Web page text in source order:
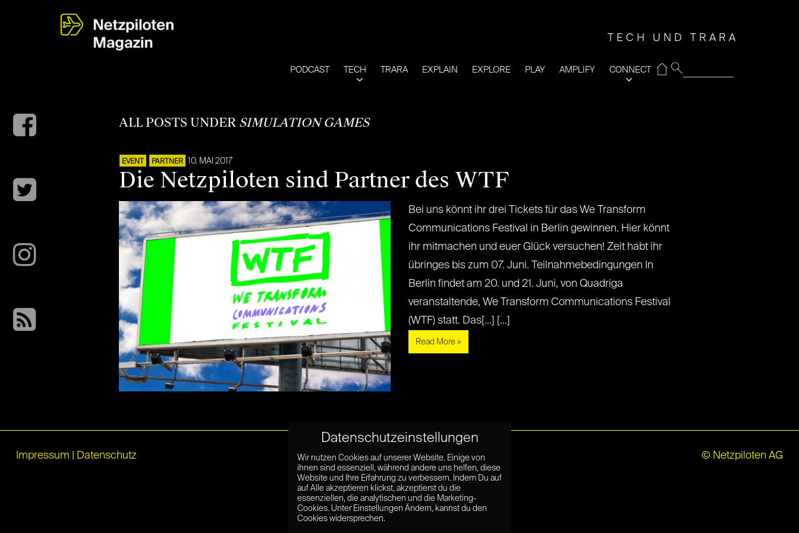
TECH UND TRARA
PODCAST TECH TRARA EXPLAIN EXPLORE PLAY AMPLIFY CONNECT
⌂
ALL POSTS UNDER SIMULATION GAMES
EVENT PARTNER 10. MAI 2017
Die Netzpiloten sind Partner des WTF
Bei uns könnt ihr drei Tickets für das We Transform
Communications Festival in Berlin gewinnen. Hier könnt
ihr mitmachen und euer Glück versuchen! Zeit habt ihr
übringes bis zum 07. Juni. Teilnahmebedingungen In
Berlin findet am 20. und 21. Juni, von Quadriga
veranstaltende, We Transform Communications Festival
(WTF) statt. Das[...] [...]
Read More »
Impressum Datenschutz © Netzpiloten AG
Datenschutzeinstellungen
Wir nutzen Cookies auf unserer Website. Einige von
ihnen sind essenziell, während andere uns helfen, diese
Website und Ihre Erfahrung zu verbessern. Indem Du auf
auf Alle akzeptieren klickst, akzeptierst du die
essenziellen, die analytischen und die Marketing-
Cookies. Unter Einstellungen Ändern, kannst du den
Cookies widersprechen.